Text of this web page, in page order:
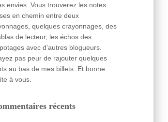
envies. Vous trouverez les notes
en chemin entre deux
quelques crayonnages, des
de lecteur, les échos des
avec d'autres blogueurs.
pas peur de rajouter quelques
au bas de mes billets. Et bonne
à vous.
récents